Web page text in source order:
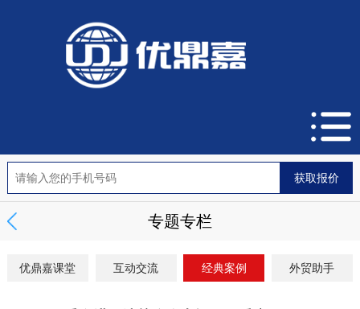
专题专栏
优鼎嘉课堂 互动交流 经典案例 外贸助手